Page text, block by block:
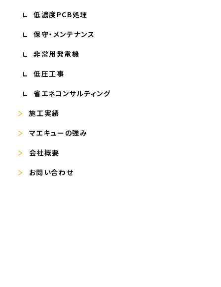
低濃度PCB処理
保守・メンテナンス
非常用発電機
低圧工事
省エネコンサルティング
施工実績
マエキューの強み
会社概要
お問い合わせ